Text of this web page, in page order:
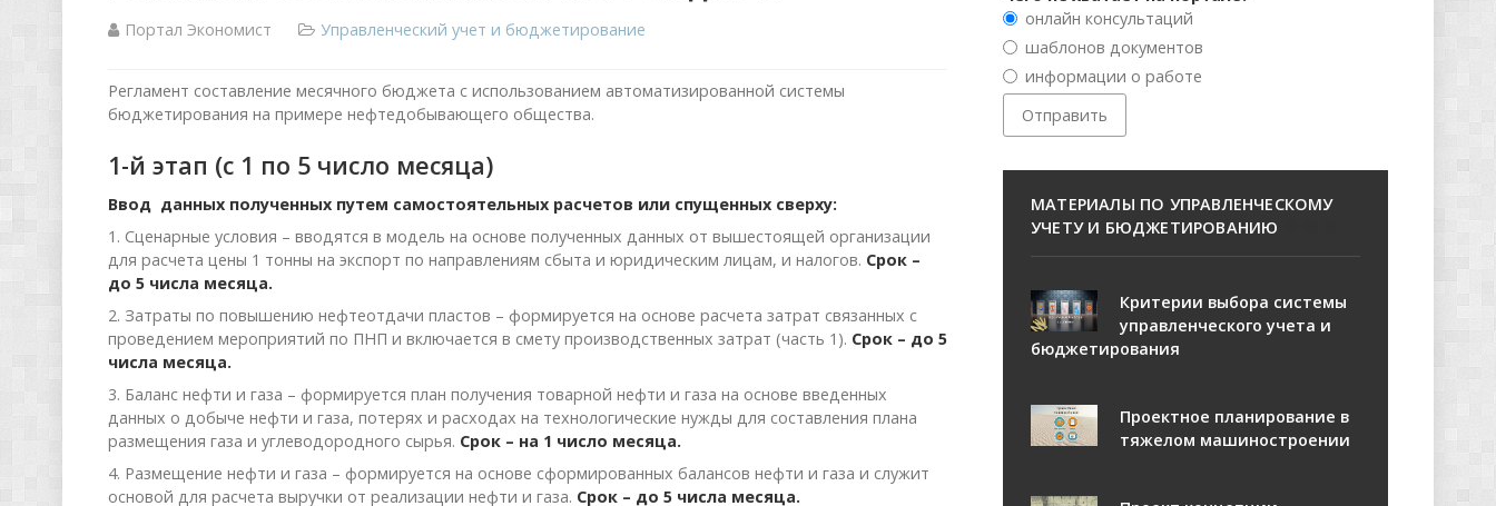
Портал Экономист Управленческий учет и бюджетирование
Регламент составление месячного бюджета с использованием автоматизированной системы
бюджетирования на примере нефтедобывающего общества.
1-й этап (с 1 по 5 число месяца)
Ввод данных полученных путем самостоятельных расчетов или спущенных сверху:
1. Сценарные условия – вводятся в модель на основе полученных данных от вышестоящей организации
для расчета цены 1 тонны на экспорт по направлениям сбыта и юридическим лицам, и налогов. Срок –
до 5 числа месяца.
2. Затраты по повышению нефтеотдачи пластов – формируется на основе расчета затрат связанных с
проведением мероприятий по ПНП и включается в смету производственных затрат (часть 1). Срок – до 5
числа месяца.
3. Баланс нефти и газа – формируется план получения товарной нефти и газа на основе введенных
данных о добыче нефти и газа, потерях и расходах на технологические нужды для составления плана
размещения газа и углеводородного сырья. Срок – на 1 число месяца.
4. Размещение нефти и газа – формируется на основе сформированных балансов нефти и газа и служит
основой для расчета выручки от реализации нефти и газа. Срок – до 5 числа месяца.
онлайн консультаций
шаблонов документов
информации о работе
МАТЕРИАЛЫ ПО УПРАВЛЕНЧЕСКОМУ
УЧЕТУ И БЮДЖЕТИРОВАНИЮ
Критерии выбора системы
управленческого учета и
бюджетирования
Проектное планирование в
тяжелом машиностроении